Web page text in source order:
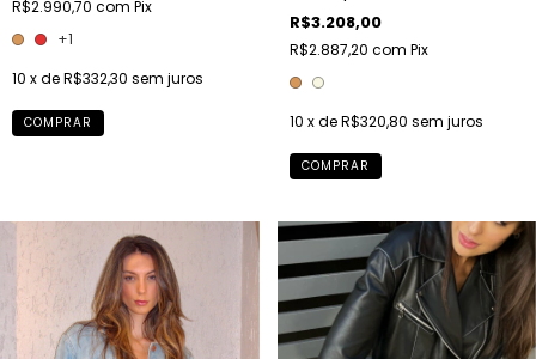
R$2.990,70 com Pix
+1
10 x deR$332,30 sem juros
COMPRAR
R$3.208,00
R$2.887,20 com Pix
10 x deR$320,80 sem juros
COMPRAR